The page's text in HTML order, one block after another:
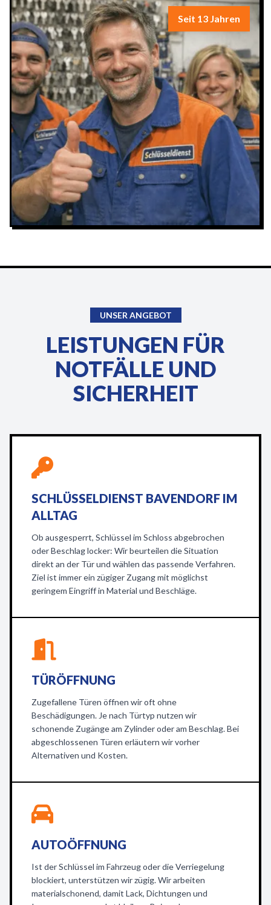
Seit 13 Jahren
UNSER ANGEBOT
LEISTUNGEN FÜR
NOTFÄLLE UND
SICHERHEIT
SCHLÜSSELDIENST BAVENDORF IM
ALLTAG
Ob ausgesperrt, Schlüssel im Schloss abgebrochen
oder Beschlag locker: Wir beurteilen die Situation
direkt an der Tür und wählen das passende Verfahren.
Ziel ist immer ein zügiger Zugang mit möglichst
geringem Eingriff in Material und Beschläge.
TÜRÖFFNUNG
Zugefallene Türen öffnen wir oft ohne
Beschädigungen. Je nach Türtyp nutzen wir
schonende Zugänge am Zylinder oder am Beschlag. Bei
abgeschlossenen Türen erläutern wir vorher
Alternativen und Kosten.
AUTOÖFFNUNG
Ist der Schlüssel im Fahrzeug oder die Verriegelung
blockiert, unterstützen wir zügig. Wir arbeiten
materialschonend, damit Lack, Dichtungen und